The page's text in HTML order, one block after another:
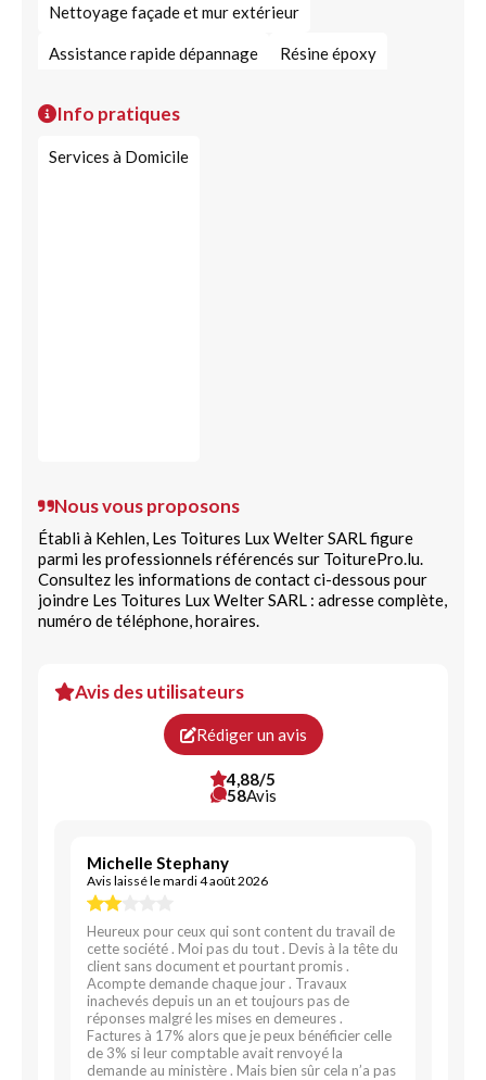
Nettoyage façade et mur extérieur
Assistance rapide dépannage Résine époxy
Info pratiques
Services à Domicile
Nous vous proposons
Établi à Kehlen, Les Toitures Lux Welter SARL figure
parmi les professionnels référencés sur ToiturePro.lu.
Consultez les informations de contact ci-dessous pour
joindre Les Toitures Lux Welter SARL : adresse complète,
numéro de téléphone, horaires.
Avis des utilisateurs
Rédiger un avis
4,88/5
58Avis
Michelle Stephany
Avis laissé le mardi 4 août 2026
Heureux pour ceux qui sont content du travail de
cette société . Moi pas du tout . Devis à la tête du
client sans document et pourtant promis .
Acompte demande chaque jour . Travaux
inachevés depuis un an et toujours pas de
réponses malgré les mises en demeures .
Factures à 17% alors que je peux bénéficier celle
de 3% si leur comptable avait renvoyé la
demande au ministère . Mais bien sûr cela n’a pas